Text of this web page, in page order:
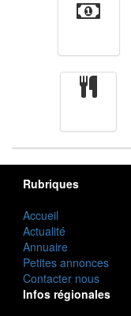
Rubriques
Accueil
Actualité
Annuaire
Petites annonces
Contacter nous
Infos régionales